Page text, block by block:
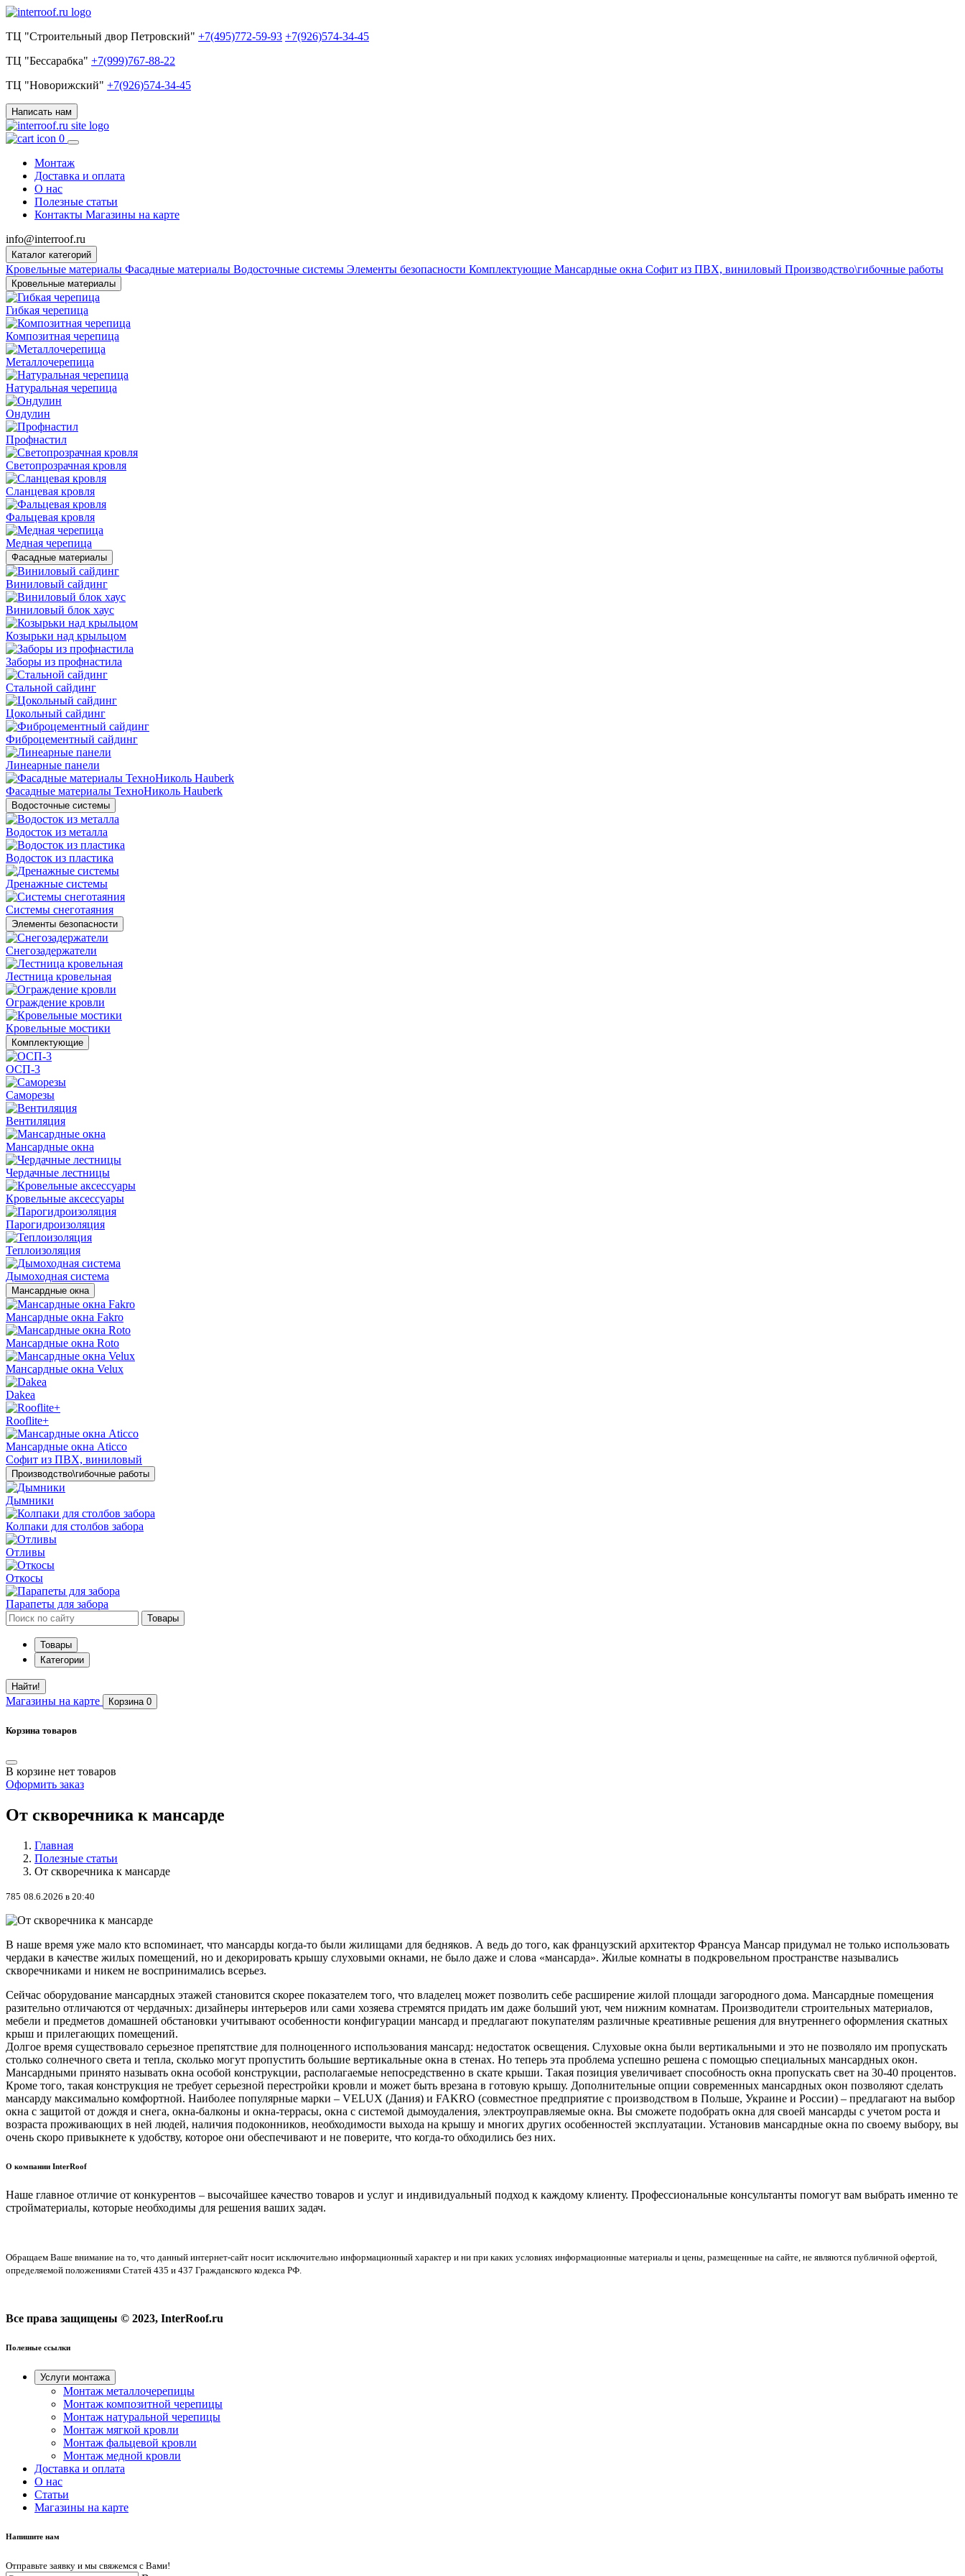
ТЦ "Строительный двор Петровский" +7(495)772-59-93 +7(926)574-34-45
ТЦ "Бессарабка" +7(999)767-88-22
ТЦ "Новорижский" +7(926)574-34-45
Написать нам
0
Монтаж
Доставка и оплата
О нас
Полезные статьи
Контакты Магазины на карте
info@interroof.ru
Каталог категорий
Кровельные материалы Фасадные материалы Водосточные системы Элементы безопасности Комплектующие Мансардные окна Софит из ПВХ, виниловый Производство\гибочные работы
Кровельные материалы
Гибкая черепица
Композитная черепица
Металлочерепица
Натуральная черепица
Ондулин
Профнастил
Светопрозрачная кровля
Сланцевая кровля
Фальцевая кровля
Медная черепица
Фасадные материалы
Виниловый сайдинг
Виниловый блок хаус
Козырьки над крыльцом
Заборы из профнастила
Стальной сайдинг
Цокольный сайдинг
Фиброцементный сайдинг
Линеарные панели
Фасадные материалы ТехноНиколь Hauberk
Водосточные системы
Водосток из металла
Водосток из пластика
Дренажные системы
Системы снеготаяния
Элементы безопасности
Снегозадержатели
Лестница кровельная
Ограждение кровли
Кровельные мостики
Комплектующие
ОСП-3
Саморезы
Вентиляция
Мансардные окна
Чердачные лестницы
Кровельные аксессуары
Парогидроизоляция
Теплоизоляция
Дымоходная система
Мансардные окна
Мансардные окна Fakro
Мансардные окна Roto
Мансардные окна Velux
Dakea
Rooflite+
Мансардные окна Aticco
Софит из ПВХ, виниловый
Производство\гибочные работы
Дымники
Колпаки для столбов забора
Отливы
Откосы
Парапеты для забора
Товары
Товары
Категории
Найти!
Магазины на карте Корзина 0
Корзина товаров
В корзине нет товаров
Оформить заказ
От скворечника к мансарде
Главная
Полезные статьи
От скворечника к мансарде
785 08.6.2026 в 20:40
В наше время уже мало кто вспоминает, что мансарды когда-то были жилищами для бедняков. А ведь до того, как французский архитектор Франсуа Мансар придумал не только использовать
чердаки в качестве жилых помещений, но и декорировать крышу слуховыми окнами, не было даже и слова «мансарда». Жилые комнаты в подкровельном пространстве назывались
скворечниками и никем не воспринимались всерьез.
Сейчас оборудование мансардных этажей становится скорее показателем того, что владелец может позволить себе расширение жилой площади загородного дома. Мансардные помещения
разительно отличаются от чердачных: дизайнеры интерьеров или сами хозяева стремятся придать им даже больший уют, чем нижним комнатам. Производители строительных материалов,
мебели и предметов домашней обстановки учитывают особенности конфигурации мансард и предлагают покупателям различные креативные решения для внутреннего оформления скатных
крыш и прилегающих помещений.
Долгое время существовало серьезное препятствие для полноценного использования мансард: недостаток освещения. Слуховые окна были вертикальными и это не позволяло им пропускать
столько солнечного света и тепла, сколько могут пропустить большие вертикальные окна в стенах. Но теперь эта проблема успешно решена с помощью специальных мансардных окон.
Мансардными принято называть окна особой конструкции, располагаемые непосредственно в скате крыши. Такая позиция увеличивает способность окна пропускать свет на 30-40 процентов.
Кроме того, такая конструкция не требует серьезной перестройки кровли и может быть врезана в готовую крышу. Дополнительные опции современных мансардных окон позволяют сделать
мансарду максимально комфортной. Наиболее популярные марки – VELUX (Дания) и FAKRO (совместное предприятие с производством в Польше, Украине и России) – предлагают на выбор
окна с защитой от дождя и снега, окна-балконы и окна-террасы, окна с системой дымоудаления, электроуправляемые окна. Вы сможете подобрать окна для своей мансарды с учетом роста и
возраста проживающих в ней людей, наличия подоконников, необходимости выхода на крышу и многих других особенностей эксплуатации. Установив мансардные окна по своему выбору, вы
очень скоро привыкнете к удобству, которое они обеспечивают и не поверите, что когда-то обходились без них.
О компании InterRoof
Наше главное отличие от конкурентов – высочайшее качество товаров и услуг и индивидуальный подход к каждому клиенту. Профессиональные консультанты помогут вам выбрать именно те
стройматериалы, которые необходимы для решения ваших задач.
Обращаем Ваше внимание на то, что данный интернет-сайт носит исключительно информационный характер и ни при каких условиях информационные материалы и цены, размещенные на сайте, не являются публичной офертой,
определяемой положениями Статей 435 и 437 Гражданского кодекса РФ.
Все права защищены © 2023, InterRoof.ru
Полезные ссылки
Услуги монтажа
Монтаж металлочерепицы
Монтаж композитной черепицы
Монтаж натуральной черепицы
Монтаж мягкой кровли
Монтаж фальцевой кровли
Монтаж медной кровли
Доставка и оплата
О нас
Cтатьи
Магазины на карте
Напишите нам
Отправьте заявку и мы свяжемся с Вами!